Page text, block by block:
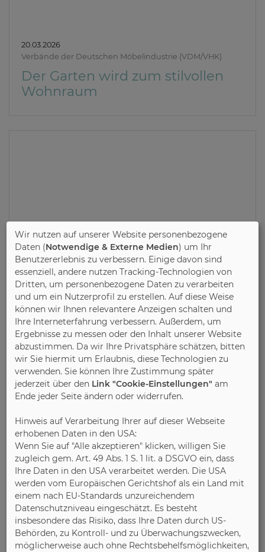
20.03.2026
Verbände der Deutschen Möbelindustrie (VDM/VHK)
Der Garten wird zum stilvollen
Wohnraum
11.03.2026
Initiative Pro Massivholz (IPM)
Flurmöbel aus Massivholz
Wir nutzen auf unserer Website personenbezogene
Daten (Notwendige & Externe Medien) um Ihr
Benutzererlebnis zu verbessern. Einige davon sind
essenziell, andere nutzen Tracking-Technologien von
Dritten, um personenbezogene Daten zu verarbeiten
und um ein Nutzerprofil zu erstellen. Auf diese Weise
können wir Ihnen relevantere Anzeigen schalten und
Ihre Interneterfahrung verbessern. Außerdem, um
Ergebnisse zu messen oder den Inhalt unserer Website
abzustimmen. Da wir Ihre Privatsphäre schätzen, bitten
wir Sie hiermit um Erlaubnis, diese Technologien zu
verwenden. Sie können Ihre Zustimmung später
jederzeit über den Link "Cookie-Einstellungen" am
Ende jeder Seite ändern oder widerrufen.
Hinweis auf Verarbeitung Ihrer auf dieser Webseite
erhobenen Daten in den USA:
Wenn Sie auf "Alle akzeptieren" klicken, willigen Sie
zugleich gem. Art. 49 Abs. 1 S. 1 lit. a DSGVO ein, dass
Ihre Daten in den USA verarbeitet werden. Die USA
werden vom Europäischen Gerichtshof als ein Land mit
einem nach EU-Standards unzureichendem
Datenschutzniveau eingeschätzt. Es besteht
insbesondere das Risiko, dass Ihre Daten durch US-
Behörden, zu Kontroll- und zu Überwachungszwecken,
möglicherweise auch ohne Rechtsbehelfsmöglichkeiten,